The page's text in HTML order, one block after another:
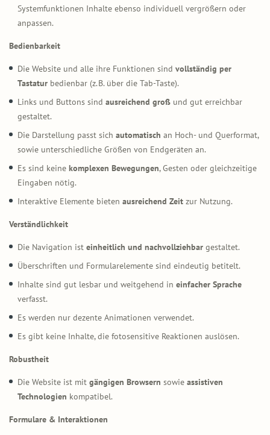
Systemfunktionen Inhalte ebenso individuell vergrößern oder
anpassen.
Bedienbarkeit
Die Website und alle ihre Funktionen sind vollständig per
Tastatur bedienbar (z. B. über die Tab-Taste).
Links und Buttons sind ausreichend groß und gut erreichbar
gestaltet.
Die Darstellung passt sich automatisch an Hoch- und Querformat,
sowie unterschiedliche Größen von Endgeräten an.
Es sind keine komplexen Bewegungen, Gesten oder gleichzeitige
Eingaben nötig.
Interaktive Elemente bieten ausreichend Zeit zur Nutzung.
Verständlichkeit
Die Navigation ist einheitlich und nachvollziehbar gestaltet.
Überschriften und Formularelemente sind eindeutig betitelt.
Inhalte sind gut lesbar und weitgehend in einfacher Sprache
verfasst.
Es werden nur dezente Animationen verwendet.
Es gibt keine Inhalte, die fotosensitive Reaktionen auslösen.
Robustheit
Die Website ist mit gängigen Browsern sowie assistiven
Technologien kompatibel.
Formulare & Interaktionen